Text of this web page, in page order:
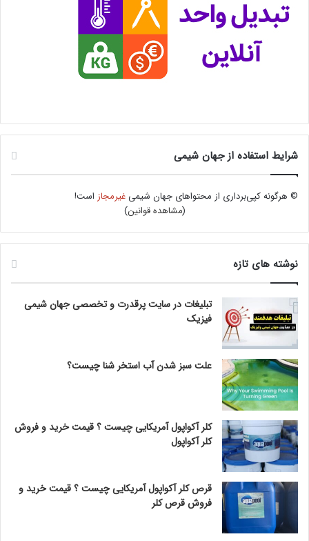
شرایط استفاده از جهان شیمی
© هرگونه کپی‌برداری از محتواهای جهان شیمیغیرمجاز است!
(مشاهده قوانین)
نوشته های تازه
تبلیغات در سایت پرقدرت و تخصصی جهان شیمی
فیزیک
علت سبز شدن آب استخر شنا چیست؟
کلر آکواپول آمریکایی چیست ؟ قیمت خرید و فروش
کلر آکواپول
قرص کلر آکواپول آمریکایی چیست ؟ قیمت خرید و
فروش قرص کلر